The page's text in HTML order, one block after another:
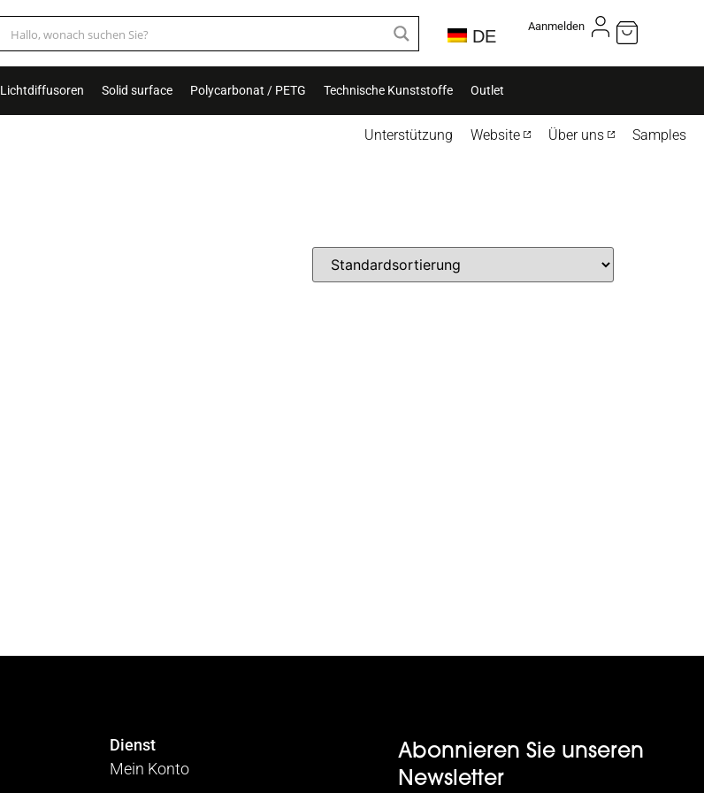
DE
Aanmelden
Lichtdiffusoren Solid surface Polycarbonat / PETG Technische Kunststoffe Outlet
Unterstützung Website Über uns Samples
Dienst
Mein Konto
Abonnieren Sie unseren
Newsletter